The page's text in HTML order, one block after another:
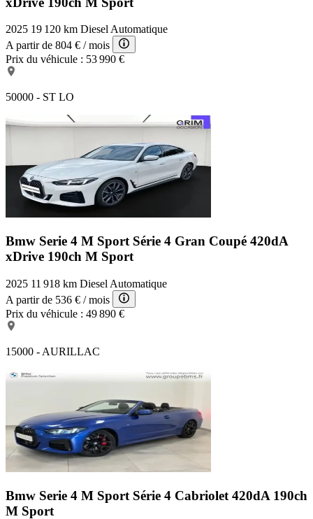
2025 19 120 km Diesel Automatique
A partir de 804 € / mois
Prix du véhicule : 53 990 €
50000 - ST LO
Bmw Serie 4 M Sport Série 4 Gran Coupé 420dA
xDrive 190ch M Sport
2025 11 918 km Diesel Automatique
A partir de 536 € / mois
Prix du véhicule : 49 890 €
15000 - AURILLAC
Bmw Serie 4 M Sport Série 4 Cabriolet 420dA 190ch
M Sport